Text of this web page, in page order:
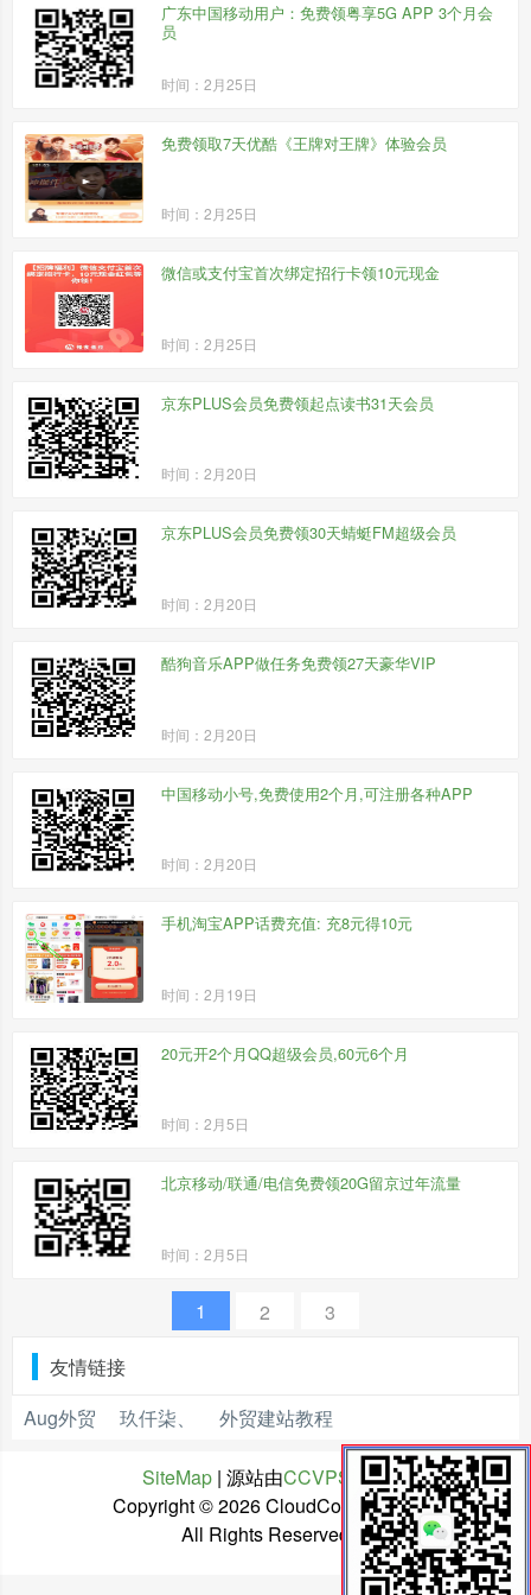
广东中国移动用户：免费领粤享5G APP 3个月会
员
时间：2月25日
免费领取7天优酷《王牌对王牌》体验会员
时间：2月25日
微信或支付宝首次绑定招行卡领10元现金
时间：2月25日
京东PLUS会员免费领起点读书31天会员
时间：2月20日
京东PLUS会员免费领30天蜻蜓FM超级会员
时间：2月20日
酷狗音乐APP做任务免费领27天豪华VIP
时间：2月20日
中国移动小号,免费使用2个月,可注册各种APP
时间：2月20日
手机淘宝APP话费充值: 充8元得10元
时间：2月19日
20元开2个月QQ超级会员,60元6个月
时间：2月5日
北京移动/联通/电信免费领20G留京过年流量
时间：2月5日
1 2
3
友情链接
Aug外贸
玖仟柒、 外贸建站教程
SiteMap | 源站由CCVPS
托管
Copyright ©2026 CloudCone中文网
All Rights Reserved